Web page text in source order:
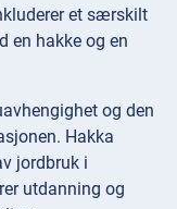
et særskilt
en hakke og en
og den
Hakka
jordbruk i
utdanning og